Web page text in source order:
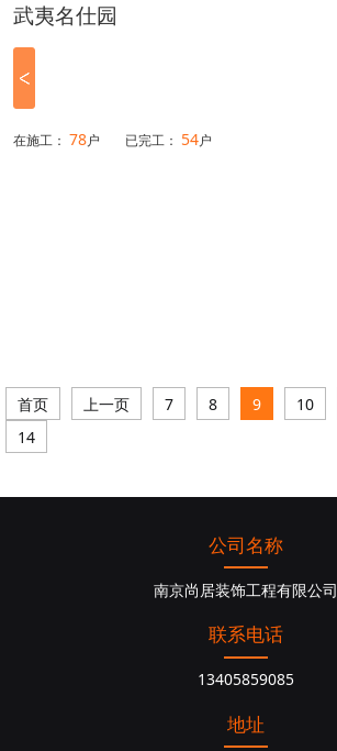
武夷名仕园
在施工： 78户 已完工： 54户
首页 上一页 7 8 9 10
14
公司名称
南京尚居装饰工程有限公司
联系电话
13405859085
地址